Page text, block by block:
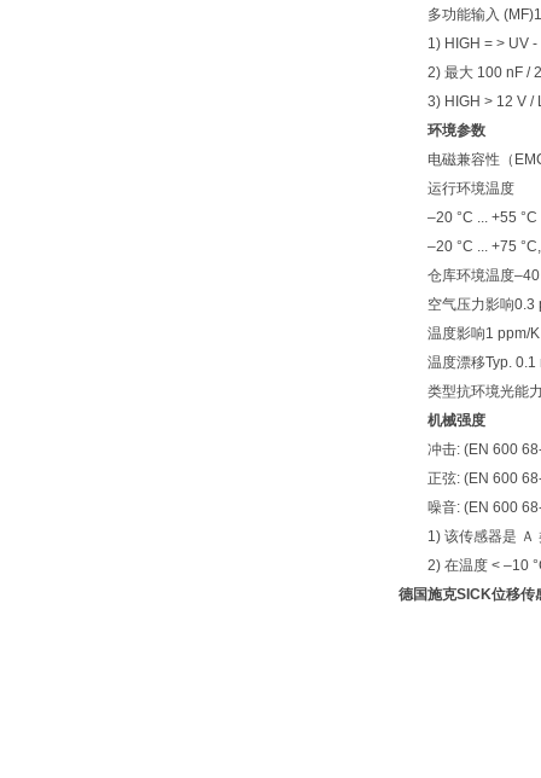
多功能输入 (MF)1
1) HIGH = > UV -
2) 最大 100 nF /
3) HIGH > 12 V /
环境参数
电磁兼容性（EMC
运行环境温度
–20 °C ... +55 °C
–20 °C ... +75 °C,
仓库环境温度–40
空气压力影响0.3
温度影响1 ppm/K
温度漂移Typ. 0.1
类型抗环境光能力
机械强度
冲击: (EN 600
正弦: (EN 600
噪音: (EN 600
1) 该传感器是 Ａ
2) 在温度 < –10
德国施克SICK位移传